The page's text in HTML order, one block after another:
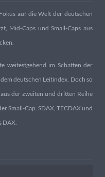
auf die Welt der deutschen
Mid-Caps und Small-Caps aus
weitestgehend im Schatten der
deutschen Leitindex. Doch so
der zweiten und dritten Reihe
Small-Cap. SDAX, TECDAX und
DAX.